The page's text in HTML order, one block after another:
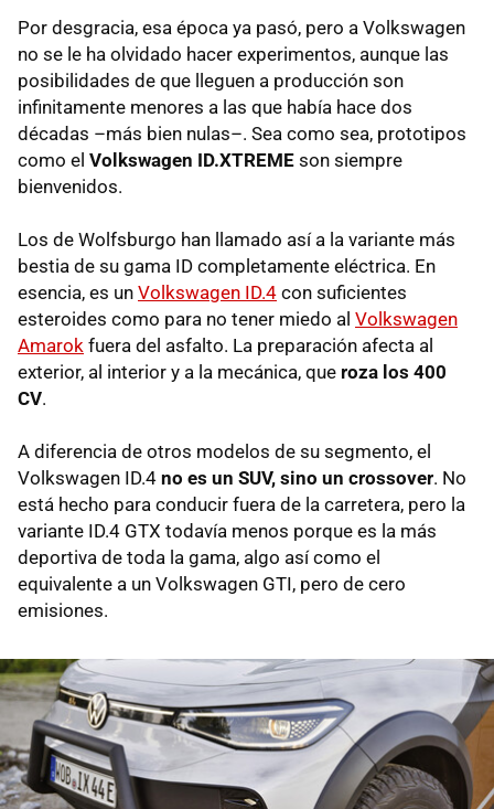
Por desgracia, esa época ya pasó, pero a Volkswagen
no se le ha olvidado hacer experimentos, aunque las
posibilidades de que lleguen a producción son
infinitamente menores a las que había hace dos
décadas –más bien nulas–. Sea como sea, prototipos
como el Volkswagen ID.XTREME son siempre
bienvenidos.
Los de Wolfsburgo han llamado así a la variante más
bestia de su gama ID completamente eléctrica. En
esencia, es un Volkswagen ID.4 con suficientes
esteroides como para no tener miedo al Volkswagen
Amarok fuera del asfalto. La preparación afecta al
exterior, al interior y a la mecánica, que roza los 400
CV.
A diferencia de otros modelos de su segmento, el
Volkswagen ID.4 no es un SUV, sino un crossover. No
está hecho para conducir fuera de la carretera, pero la
variante ID.4 GTX todavía menos porque es la más
deportiva de toda la gama, algo así como el
equivalente a un Volkswagen GTI, pero de cero
emisiones.